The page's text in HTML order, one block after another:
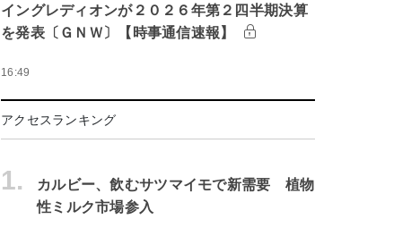
イングレディオンが２０２６年第２四半期決算
を発表〔ＧＮＷ〕【時事通信速報】
16:49
アクセスランキング
1.
カルビー、飲むサツマイモで新需要 植物
性ミルク市場参入